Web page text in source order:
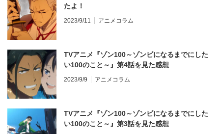
たよ！
2023/9/11 アニメコラム
TVアニメ『ゾン100～ゾンビになるまでにした
い100のこと～』第4話を見た感想
2023/9/9 アニメコラム
TVアニメ『ゾン100～ゾンビになるまでにした
い100のこと～』第3話を見た感想